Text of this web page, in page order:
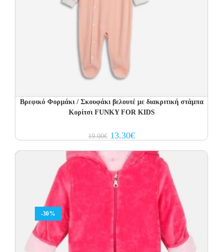
Βρεφικό Φορμάκι / Σκουφάκι βελουτέ με διακριτική στάμπα
Κορίτσι FUNKY FOR KIDS
19.00€ Original
price
19.00€.
13.30€Current
price
13.30€.
-30%